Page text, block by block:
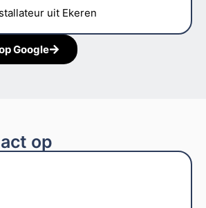
uit Ekeren
Google
op